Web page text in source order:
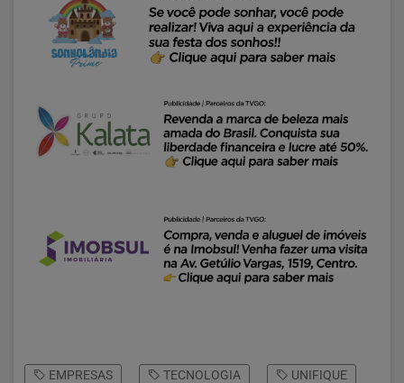
EMPRESAS TECNOLOGIA UNIFIQUE